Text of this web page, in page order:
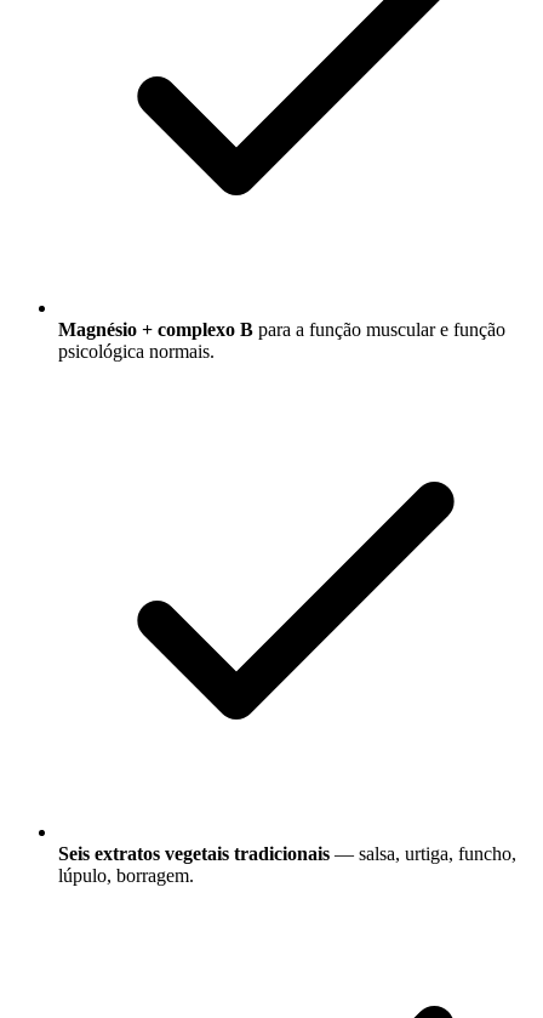
Magnésio + complexo B para a função muscular e função
psicológica normais.
Seis extratos vegetais tradicionais — salsa, urtiga, funcho,
lúpulo, borragem.